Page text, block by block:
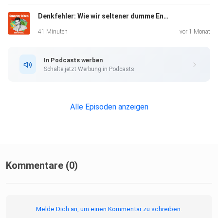
+++ Alle Infos zu unseren Werbepartnern finden Sie hier.
Die
Den SPIEGEL-WhatsApp-Kanal finden Sie hier.
Denkfehler: Wie wir seltener dumme Entscheidungen treffen (Mit Henning Beck - Wdh. vom 28.10.23)
41 Minuten vor 1 Monat
In Podcasts werben
Schalte jetzt Werbung in Podcasts.
Alle Episoden anzeigen
Kommentare (0)
Melde Dich an, um einen Kommentar zu schreiben.